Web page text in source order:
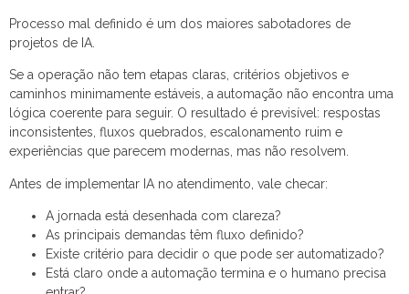
Processo mal definido é um dos maiores sabotadores de
projetos de IA.
Se a operação não tem etapas claras, critérios objetivos e
caminhos minimamente estáveis, a automação não encontra uma
lógica coerente para seguir. O resultado é previsível: respostas
inconsistentes, fluxos quebrados, escalonamento ruim e
experiências que parecem modernas, mas não resolvem.
Antes de implementar IA no atendimento, vale checar:
A jornada está desenhada com clareza?
As principais demandas têm fluxo definido?
Existe critério para decidir o que pode ser automatizado?
Está claro onde a automação termina e o humano precisa